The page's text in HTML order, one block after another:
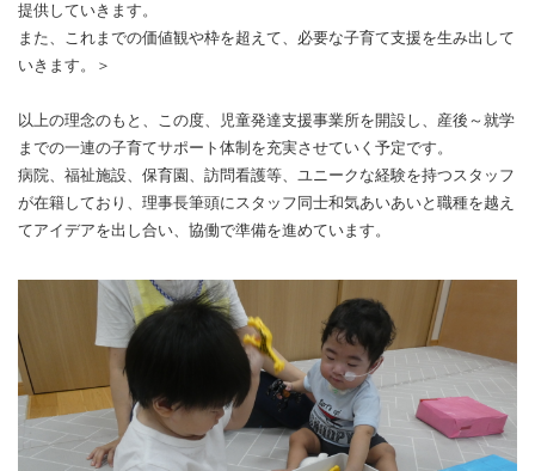
提供していきます。
また、これまでの価値観や枠を超えて、必要な子育て支援を生み出して
いきます。＞
以上の理念のもと、この度、児童発達支援事業所を開設し、産後～就学
までの一連の子育てサポート体制を充実させていく予定です。
病院、福祉施設、保育園、訪問看護等、ユニークな経験を持つスタッフ
が在籍しており、理事長筆頭にスタッフ同士和気あいあいと職種を越え
てアイデアを出し合い、協働で準備を進めています。